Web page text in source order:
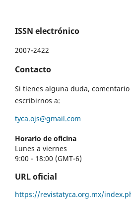
ISSN electrónico
2007-2422
Contacto
Si tienes alguna duda,
escribirnos a:
tyca.ojs@gmail.com
Horario de oficina
Lunes a viernes
9:00 - 18:00 (GMT-6)
URL oficial
https://revistatyca.org.mx/